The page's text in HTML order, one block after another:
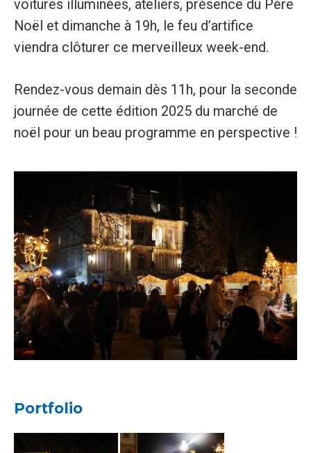
voitures illuminées, ateliers, présence du Père
Noël et dimanche à 19h, le feu d’artifice
viendra clôturer ce merveilleux week-end.
Rendez-vous demain dès 11h, pour la seconde
journée de cette édition 2025 du marché de
noël pour un beau programme en perspective !
Portfolio